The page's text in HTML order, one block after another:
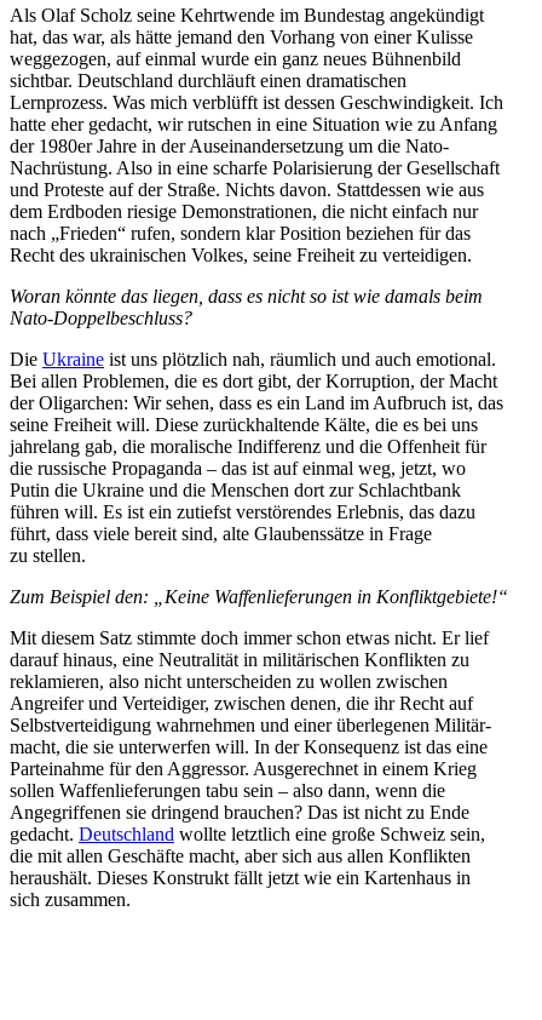
Als Olaf Scholz seine Kehrt­wende im Bundestag angekündigt
hat, das war, als hätte jemand den Vorhang von einer Kulisse
wegge­zogen, auf einmal wurde ein ganz neues Bühnenbild
sichtbar. Deutschland durch­läuft einen drama­ti­schen
Lernprozess. Was mich verblüfft ist dessen Geschwin­digkeit. Ich
hatte eher gedacht, wir rutschen in eine Situation wie zu Anfang
der 1980er Jahre in der Ausein­an­der­setzung um die Nato-
Nachrüstung. Also in eine scharfe Polari­sierung der Gesell­schaft
und Proteste auf der Straße. Nichts davon. Statt­dessen wie aus
dem Erdboden riesige Demons­tra­tionen, die nicht einfach nur
nach „Frieden“ rufen, sondern klar Position beziehen für das
Recht des ukrai­ni­schen Volkes, seine Freiheit zu verteidigen.
Woran könnte das liegen, dass es nicht so ist wie damals beim
Nato-Doppelbeschluss?
Die Ukraine ist uns plötzlich nah, räumlich und auch emotional.
Bei allen Problemen, die es dort gibt, der Korruption, der Macht
der Oligarchen: Wir sehen, dass es ein Land im Aufbruch ist, das
seine Freiheit will. Diese zurück­hal­tende Kälte, die es bei uns
jahrelang gab, die moralische Indif­ferenz und die Offenheit für
die russische Propa­ganda – das ist auf einmal weg, jetzt, wo
Putin die Ukraine und die Menschen dort zur Schlachtbank
führen will. Es ist ein zutiefst verstö­rendes Erlebnis, das dazu
führt, dass viele bereit sind, alte Glaubens­sätze in Frage
zu stellen.
Zum Beispiel den: „Keine Waffen­lie­fe­rungen in Konfliktgebiete!“
Mit diesem Satz stimmte doch immer schon etwas nicht. Er lief
darauf hinaus, eine Neutra­lität in militä­ri­schen Konflikten zu
rekla­mieren, also nicht unter­scheiden zu wollen zwischen
Angreifer und Vertei­diger, zwischen denen, die ihr Recht auf
Selbst­ver­tei­digung wahrnehmen und einer überle­genen Militär­
macht, die sie unter­werfen will. In der Konse­quenz ist das eine
Partei­nahme für den Aggressor. Ausge­rechnet in einem Krieg
sollen Waffen­lie­fe­rungen tabu sein – also dann, wenn die
Angegrif­fenen sie dringend brauchen? Das ist nicht zu Ende
gedacht. Deutschland wollte letztlich eine große Schweiz sein,
die mit allen Geschäfte macht, aber sich aus allen Konflikten
heraushält. Dieses Konstrukt fällt jetzt wie ein Kartenhaus in
sich zusammen.